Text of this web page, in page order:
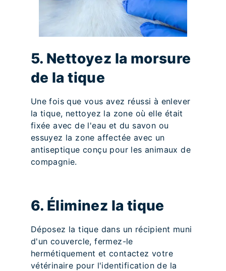
5. Nettoyez la morsure
de la tique
Une fois que vous avez réussi à enlever
la tique, nettoyez la zone où elle était
fixée avec de l'eau et du savon ou
essuyez la zone affectée avec un
antiseptique conçu pour les animaux de
compagnie.
6. Éliminez la tique
Déposez la tique dans un récipient muni
d'un couvercle, fermez-le
hermétiquement et contactez votre
vétérinaire pour l'identification de la